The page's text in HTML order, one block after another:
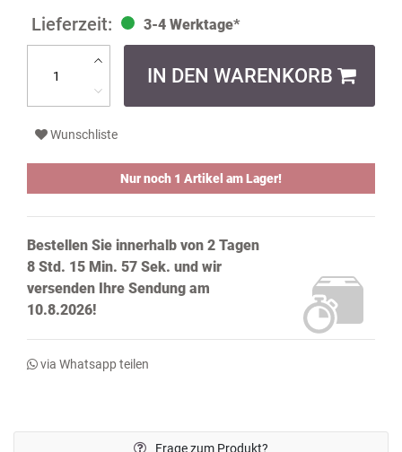
3-4 Werktage*
IN DEN WARENKORB
Wunschliste
Nur noch 1 Artikel am Lager!
Bestellen Sie innerhalb von 2 Tagen
8 Std. 15 Min. 56 Sek. und wir
versenden Ihre Sendung am
10.8.2026!
via Whatsapp teilen
Frage zum Produkt?